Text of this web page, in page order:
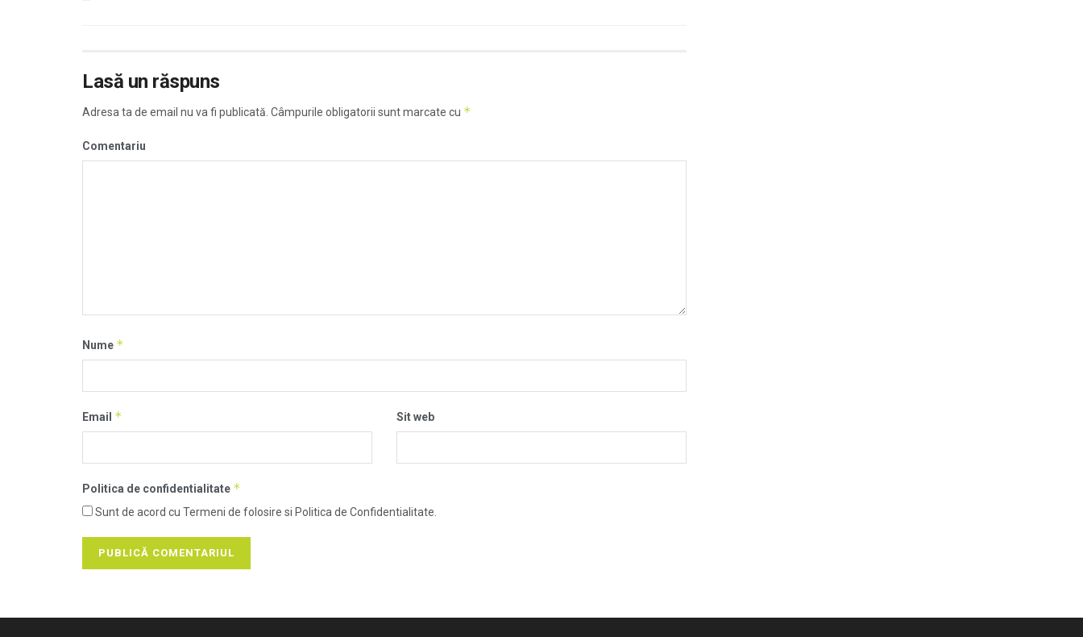
Lasă un răspuns
Adresa ta de email nu va fi publicată. Câmpurile obligatorii sunt marcate cu *
Comentariu
Nume *
Email * Sit web
Politica de confidentialitate *
Sunt de acord cu Termeni de folosire si Politica de Confidentialitate.